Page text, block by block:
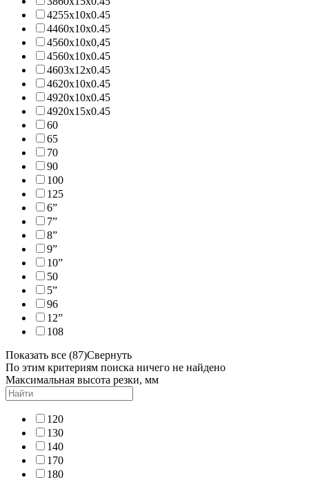
4255х10х0.45
4460х10х0.45
4560х10х0,45
4560х10х0.45
4603x12x0.45
4620х10х0.45
4920х10х0.45
4920х15х0.45
60
65
70
90
100
125
6”
7”
8”
9”
10”
50
5”
96
12”
108
Показать все (87)Свернуть
По этим критериям поиска ничего не найдено
Максимальная высота резки, мм
120
130
140
170
180